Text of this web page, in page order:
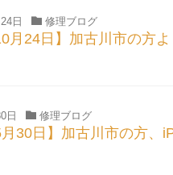
日 修理ブログ
月24日】加古川市の方
日 修理ブログ
月30日】加古川市の方、